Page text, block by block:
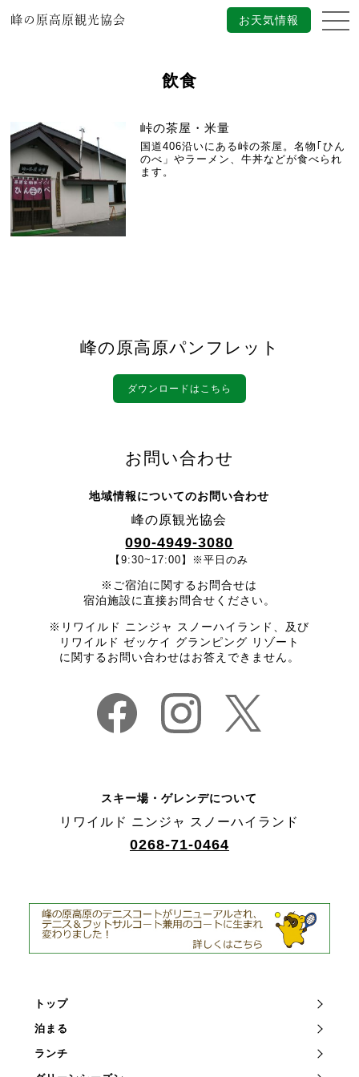
峰の原高原観光協会 お天気情報
飲食
峠の茶屋・米量
国道406沿いにある峠の茶屋。名物｢ひん
のべ」やラーメン、牛丼などが食べられ
ます。
峰の原高原パンフレット
ダウンロードはこちら
お問い合わせ
地域情報についてのお問い合わせ
峰の原観光協会
090-4949-3080
【9:30~17:00】※平日のみ
※ご宿泊に関するお問合せは
宿泊施設に直接お問合せください。
※リワイルド ニンジャ スノーハイランド、及び
リワイルド ゼッケイ グランピング リゾート
に関するお問い合わせはお答えできません。
スキー場・ゲレンデについて
リワイルド ニンジャ スノーハイランド
0268-71-0464
トップ
泊まる
ランチ